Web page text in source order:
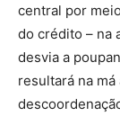
central por
do crédito – na
desvia a
resultará na